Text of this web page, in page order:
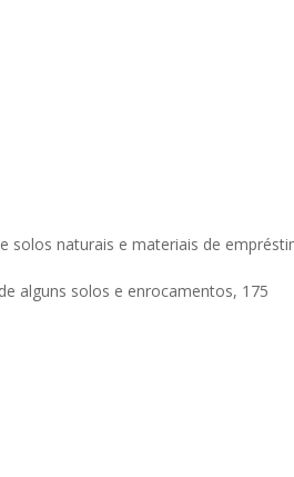
solos naturais e materiais de
alguns solos e enrocamentos, 175